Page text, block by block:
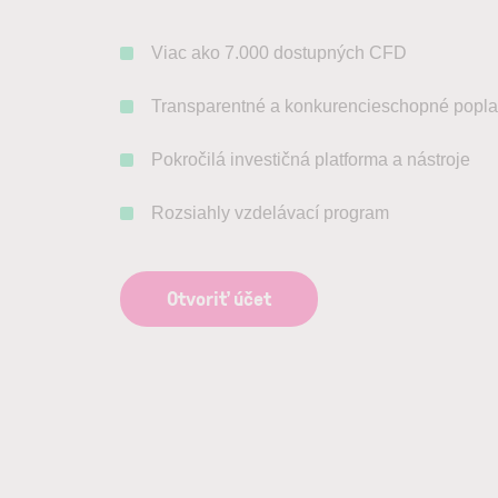
Viac ako 7.000 dostupných CFD
Transparentné a konkurencieschopné
Pokročilá investičná platforma a nástroje
Rozsiahly vzdelávací program
Otvoriť účet